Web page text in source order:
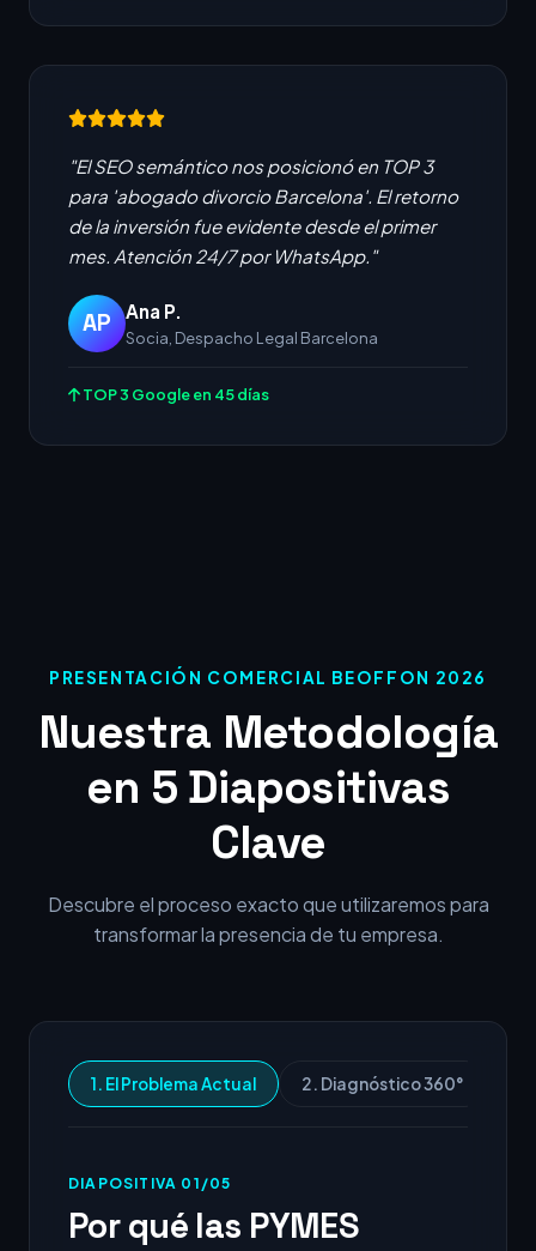
"El SEO semántico nos posicionó en TOP 3
para 'abogado divorcio Barcelona'. El retorno
de la inversión fue evidente desde el primer
mes. Atención 24/7 por WhatsApp."
AP Ana P.
Socia, Despacho Legal Barcelona
TOP 3 Google en 45 días
PRESENTACIÓN COMERCIAL BEOFFON 2026
Nuestra Metodología
en 5 Diapositivas
Clave
Descubre el proceso exacto que utilizaremos para
transformar la presencia de tu empresa.
1. El Problema Actual 2. Diagnóstico 360°
DIAPOSITIVA 01/05
Por qué las PYMES